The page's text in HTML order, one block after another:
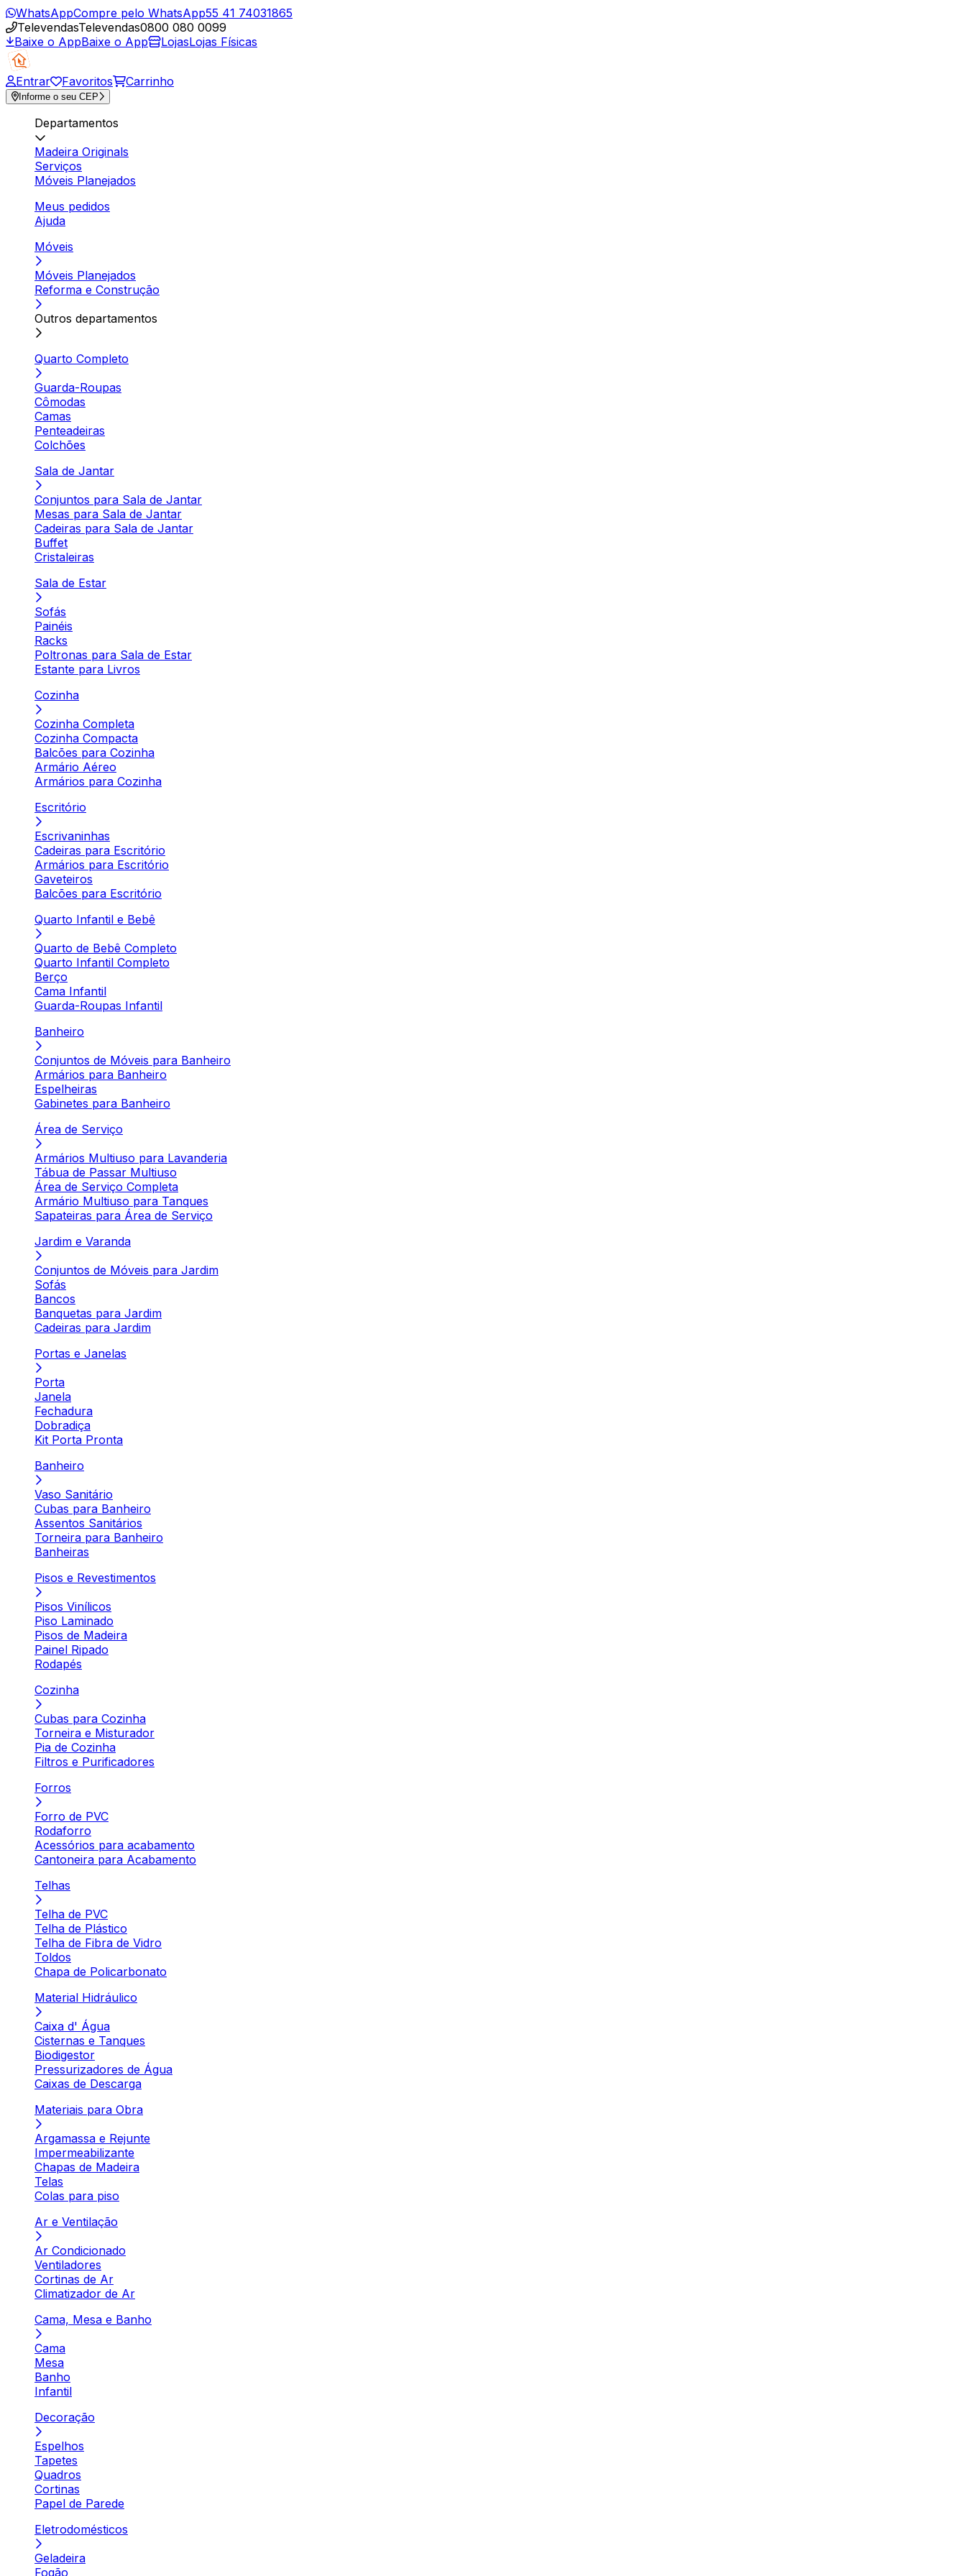
WhatsAppCompre pelo WhatsApp55 41 74031865
TelevendasTelevendas0800 080 0099
Baixe o AppBaixe o App LojasLojas Físicas
Entrar Favoritos Carrinho
Informe o seu CEP
Departamentos
Madeira Originals
Serviços
Móveis Planejados
Meus pedidos
Ajuda
Móveis
Móveis Planejados
Reforma e Construção
Outros departamentos
Quarto Completo
Guarda-Roupas
Cômodas
Camas
Penteadeiras
Colchões
Sala de Jantar
Conjuntos para Sala de Jantar
Mesas para Sala de Jantar
Cadeiras para Sala de Jantar
Buffet
Cristaleiras
Sala de Estar
Sofás
Painéis
Racks
Poltronas para Sala de Estar
Estante para Livros
Cozinha
Cozinha Completa
Cozinha Compacta
Balcões para Cozinha
Armário Aéreo
Armários para Cozinha
Escritório
Escrivaninhas
Cadeiras para Escritório
Armários para Escritório
Gaveteiros
Balcões para Escritório
Quarto Infantil e Bebê
Quarto de Bebê Completo
Quarto Infantil Completo
Berço
Cama Infantil
Guarda-Roupas Infantil
Banheiro
Conjuntos de Móveis para Banheiro
Armários para Banheiro
Espelheiras
Gabinetes para Banheiro
Área de Serviço
Armários Multiuso para Lavanderia
Tábua de Passar Multiuso
Área de Serviço Completa
Armário Multiuso para Tanques
Sapateiras para Área de Serviço
Jardim e Varanda
Conjuntos de Móveis para Jardim
Sofás
Bancos
Banquetas para Jardim
Cadeiras para Jardim
Portas e Janelas
Porta
Janela
Fechadura
Dobradiça
Kit Porta Pronta
Banheiro
Vaso Sanitário
Cubas para Banheiro
Assentos Sanitários
Torneira para Banheiro
Banheiras
Pisos e Revestimentos
Pisos Vinílicos
Piso Laminado
Pisos de Madeira
Painel Ripado
Rodapés
Cozinha
Cubas para Cozinha
Torneira e Misturador
Pia de Cozinha
Filtros e Purificadores
Forros
Forro de PVC
Rodaforro
Acessórios para acabamento
Cantoneira para Acabamento
Telhas
Telha de PVC
Telha de Plástico
Telha de Fibra de Vidro
Toldos
Chapa de Policarbonato
Material Hidráulico
Caixa d' Água
Cisternas e Tanques
Biodigestor
Pressurizadores de Água
Caixas de Descarga
Materiais para Obra
Argamassa e Rejunte
Impermeabilizante
Chapas de Madeira
Telas
Colas para piso
Ar e Ventilação
Ar Condicionado
Ventiladores
Cortinas de Ar
Climatizador de Ar
Cama, Mesa e Banho
Cama
Mesa
Banho
Infantil
Decoração
Espelhos
Tapetes
Quadros
Cortinas
Papel de Parede
Eletrodomésticos
Geladeira
Fogão